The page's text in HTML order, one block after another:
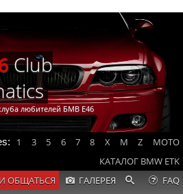
Club
любителей БМВ Е46
1 3 5 6 7 8 X M Z
MOTO
КАТАЛОГ BMW ETK
ОБЩАТЬСЯ
ГАЛЕРЕЯ
FAQ